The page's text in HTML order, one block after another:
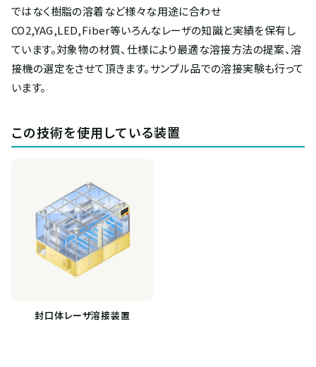
ではなく樹脂の溶着など様々な用途に合わせ
CO2,YAG,LED,Fiber等いろんなレーザの知識と実績を保有し
ています。対象物の材質、仕様により最適な溶接方法の提案、溶
接機の選定をさせて頂きます。サンプル品での溶接実験も行って
います。
この技術を使用している装置
封口体レーザ溶接装置